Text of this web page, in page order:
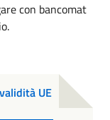
con bancomat
UE